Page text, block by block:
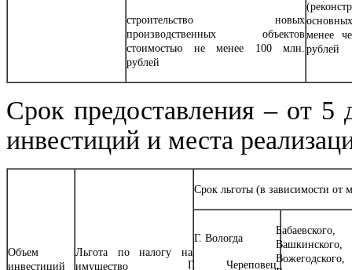
менее
рублей
строительство новых
производственных объектов
стоимостью не менее 100 млн.
рублей
Срок предоставления – от 5
инвестиций и места
Объем
инвестиций
Льгота по налогу на
имущество
Срок льготы (в зависимости от
Г. Вологда
Г. Череповец,